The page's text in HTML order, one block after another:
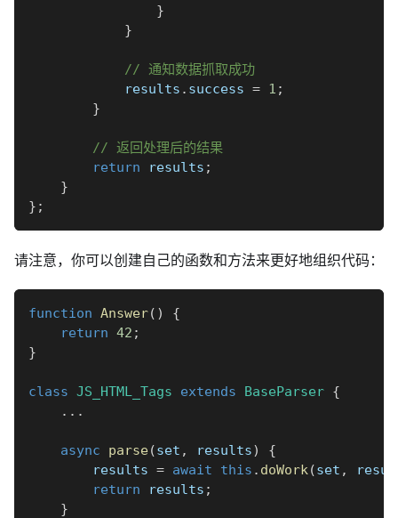
}
}
// 通知数据抓取成功
            results
. success = 1 ;
}
// 返回处理后的结果
return results ;
}
} ;
请注意，你可以创建自己的函数和方法来更好地组织代码：
function Answer( )
{
return 42 ;
}
class JS_HTML_Tags extends BaseParser {
...
async parse(set , results)
{
        results
= await this . doWork(set ,
return results ;
}